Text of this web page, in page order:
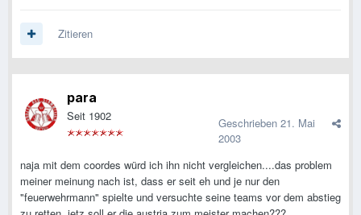
Zitieren
para
Seit 1902 Geschrieben 21. Mai
2003
naja mit dem coordes würd ich ihn nicht vergleichen....das problem
meiner meinung nach ist, dass er seit eh und je nur den
"feuerwehrmann" spielte und versuchte seine teams vor dem abstieg